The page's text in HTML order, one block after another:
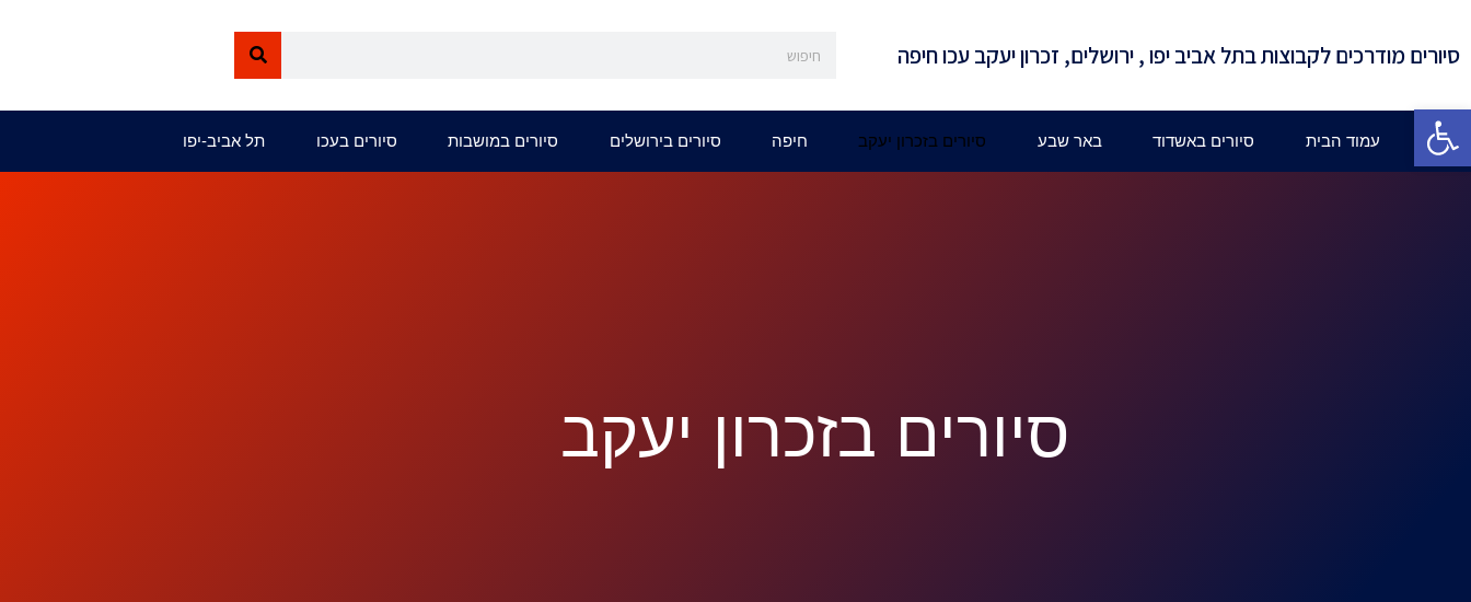
פתח סרגל נגישות
סיורים מודרכים לקבוצות בתל אביב יפו , ירושלים, זכרון יעקב עכו חיפה
עמוד הבית סיורים באשדוד באר שבע סיורים בזכרון יעקב חיפה סיורים בירושלים סיורים במושבות סיורים בעכו תל אביב-יפו
סיורים בזכרון יעקב